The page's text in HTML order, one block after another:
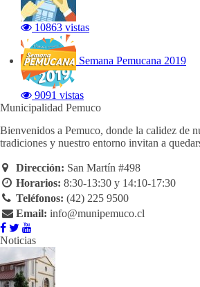
10863 vistas
Semana Pemucana 2019
9091 vistas
Municipalidad Pemuco
Bienvenidos a Pemuco, donde la calidez de
tradiciones y nuestro entorno invitan a
Dirección: San Martín #498
Horarios: 8:30-13:30 y 14:10-17:30
Teléfonos: (42) 225 9500
Email: info@munipemuco.cl
Noticias